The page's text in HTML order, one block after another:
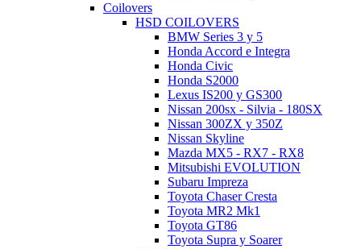
Coilovers
HSD COILOVERS
BMW Series 3 y 5
Honda Accord e Integra
Honda Civic
Honda S2000
Lexus IS200 y GS300
Nissan 200sx - Silvia - 180SX
Nissan 300ZX y 350Z
Nissan Skyline
Mazda MX5 - RX7 - RX8
Mitsubishi EVOLUTION
Subaru Impreza
Toyota Chaser Cresta
Toyota MR2 Mk1
Toyota GT86
Toyota Supra y Soarer